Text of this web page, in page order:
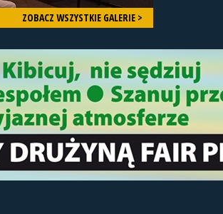
ZOBACZ WSZYSTKIE GALERIE >